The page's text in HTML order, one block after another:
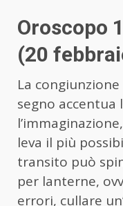
Oroscopo
(20
La
segno accentua
leva il più
transito può
per lanterne,
errori, cullare